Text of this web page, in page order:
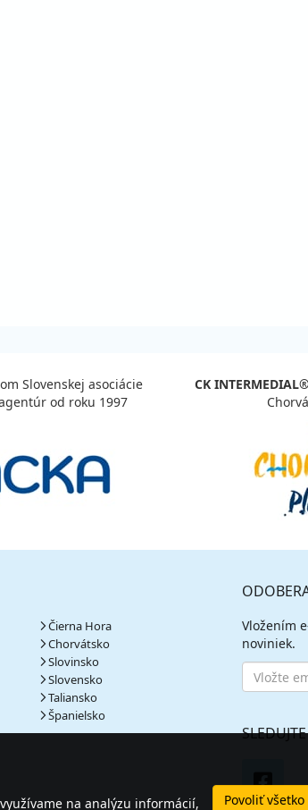
Slovenskej asociácie
od roku 1997
CK INTERMEDIAL®
Čierna Hora
Chorvátsko
Slovinsko
Slovensko
Taliansko
Španielsko
Vložením
noviniek.
na analýzu informácií, Povoliť všetko